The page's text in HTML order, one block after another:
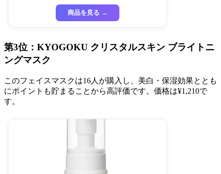
商品を見る →
第3位：KYOGOKU クリスタルスキン ブライトニ
ングマスク
このフェイスマスクは16人が購入し、美白・保湿効果ととも
にポイントも貯まることから高評価です。価格は¥1,210で
す。